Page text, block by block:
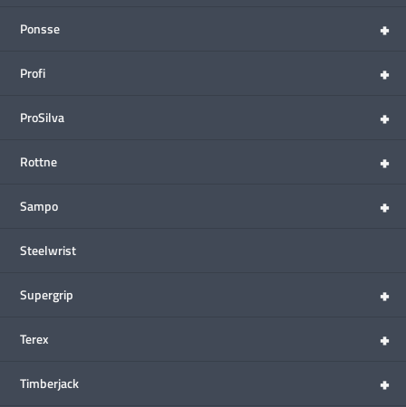
+
Ponsse
+
Profi
+
ProSilva
+
Rottne
+
Sampo
Steelwrist
+
Supergrip
+
Terex
+
Timberjack